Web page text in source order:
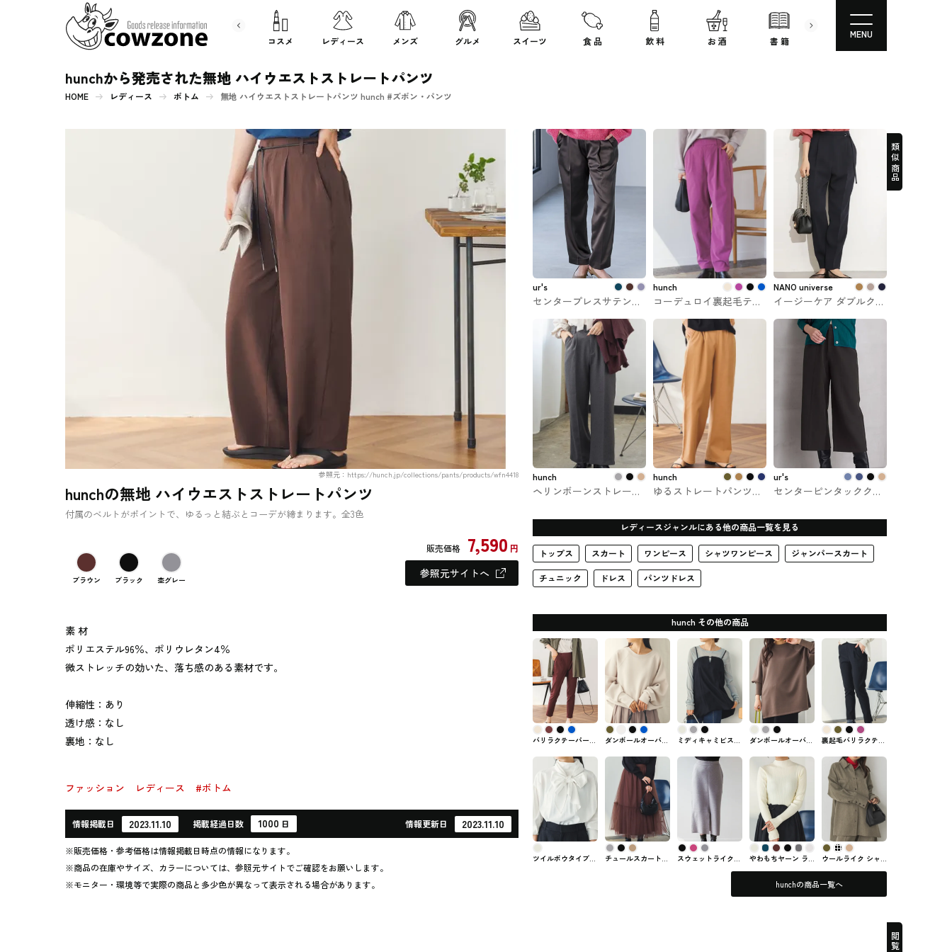
書 籍 文房具 コスメ レディース メンズ グルメ スイーツ 食 品 飲 料 お 酒 書 籍 文房具
MENU
hunchから発売された無地 ハイウエストストレートパンツ
HOME レディース ボトム 無地 ハイウエストストレートパンツ hunch #ズボン・パンツ
参照元：https://hunch.jp/collections/pants/products/wfn4418
hunchの無地 ハイウエストストレートパンツ
付属のベルトがポイントで、ゆるっと結ぶとコーデが締まります。全3色
ブラウン ブラック 杢グレー
販売価格 7,590 円
参照元サイトへ
素 材
ポリエステル96％、ポリウレタン4％
微ストレッチの効いた、落ち感のある素材です。
伸縮性：あり
透け感：なし
裏地：なし
ファッション レディース #ボトム
情報掲載日 2023.11.10 掲載経過日数 1000 日 情報更新日 2023.11.10
※販売価格・参考価格は情報掲載日時点の情報になります。
※商品の在庫やサイズ、カラーについては、参照元サイトでご確認をお願いします。
※モニター・環境等で実際の商品と多少色が異なって表示される場合があります。
類似商品
ur's
センタープレスサテンテ
ーパードパンツ ur's #ボ
トム
hunch
コーデュロイ裏起毛テー
パードパンツ hunch #ズ
ボン・パンツ
NANO universe
イージーケア ダブルクロ
スタックパンツ NANO
universe #パンツ
hunch
ヘリンボーンストレート
パンツ
hunch
ゆるストレートパンツ
ur's
センターピンタッククロ
#ボトム
レディースジャンルにある他の商品一覧を見る
トップス スカート ワンピース シャツワンピース ジャンパースカート
チュニック ドレス パンツドレス
hunch その他の商品
バリラクテーパード
hunch #ズボン・パ
ダンボールオーバー
hunchのトップス
ミディキャミビスチ
ダンボールオーバー
プス hunch #トップ
裏起毛バリラクテー
#ズボン・パンツ
ツイルボウタイブラ
チュールスカート
スウェットライクニ
ットのナロースカー
やわもちヤーン ラ
ンダムリブニット
定番 hunch #トップ
ウールライク シャ
ツジャケット hunch
のシャツジャケット
hunchの商品一覧へ